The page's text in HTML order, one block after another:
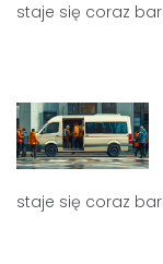
staje się coraz
staje się coraz